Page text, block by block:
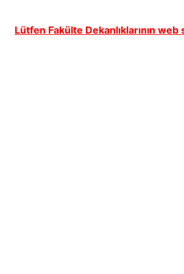
Lütfen Fakülte Dekanlıklarının web